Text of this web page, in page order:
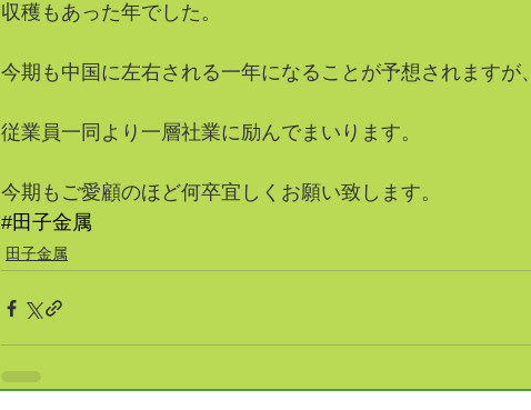
収穫もあった年でした。
今期も中国に左右される一年になることが予想されますが、
従業員一同より一層社業に励んでまいります。
今期もご愛顧のほど何卒宜しくお願い致します。
#田子金属
田子金属